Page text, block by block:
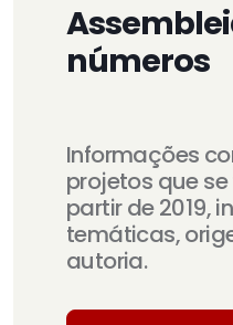
números
Informações
projetos que
partir de 2019,
temáticas,
autoria.